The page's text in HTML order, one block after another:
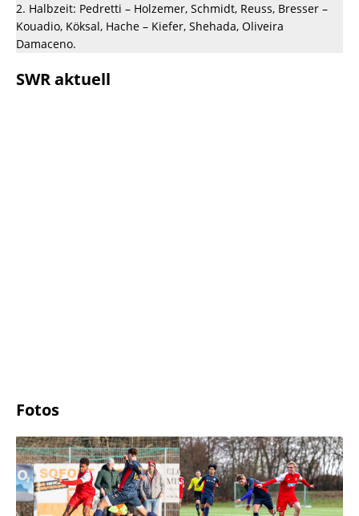
2. Halbzeit: Pedretti – Holzemer, Schmidt, Reuss, Bresser –
Kouadio, Köksal, Hache – Kiefer, Shehada, Oliveira
Damaceno.
SWR aktuell
Fotos